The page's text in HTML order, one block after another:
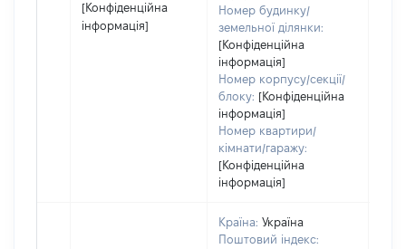
[Конфіденційна
інформація]
Номер будинку/
земельної ділянки:
[Конфіденційна
інформація]
Номер корпусу/секції/
блоку: [Конфіденційна
інформація]
Номер квартири/
кімнати/гаражу:
[Конфіденційна
інформація]
Країна: Україна
Поштовий індекс: